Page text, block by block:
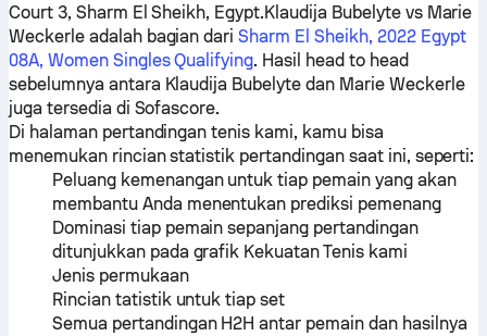
Court 3, Sharm El Sheikh, Egypt.Klaudija Bubelytevs Marie
Weckerleadalah bagian dariSharm El Sheikh, 2022 Egypt
08A, Women Singles Qualifying. Hasil head to head
sebelumnya antara Klaudija Bubelyte dan Marie Weckerle
juga tersedia di Sofascore.
Di halaman pertandingan tenis kami, kamu bisa
menemukan rincian statistik pertandingan saat ini, seperti:
Peluang kemenangan untuk tiap pemain yang akan
membantu Anda menentukan prediksi pemenang
Dominasi tiap pemain sepanjang pertandingan
ditunjukkan pada grafik Kekuatan Tenis kami
Jenis permukaan
Rincian tatistik untuk tiap set
Semua pertandingan H2H antar pemain dan hasilnya